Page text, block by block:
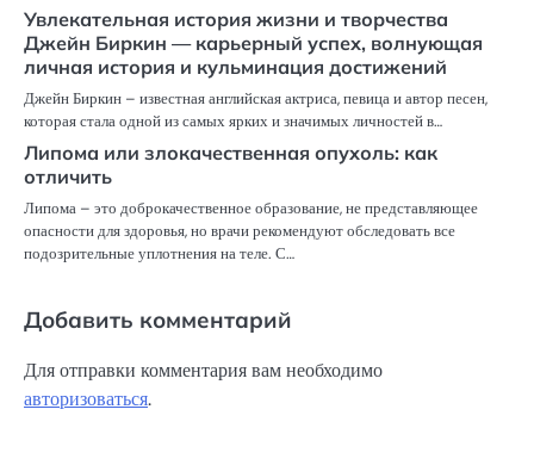
Увлекательная история жизни и творчества
Джейн Биркин — карьерный успех, волнующая
личная история и кульминация достижений
Джейн Биркин – известная английская актриса, певица и автор песен,
которая стала одной из самых ярких и значимых личностей в…
Липома или злокачественная опухоль: как
отличить
Липома – это доброкачественное образование, не представляющее
опасности для здоровья, но врачи рекомендуют обследовать все
подозрительные уплотнения на теле. С…
Добавить комментарий
Для отправки комментария вам необходимо
авторизоваться.